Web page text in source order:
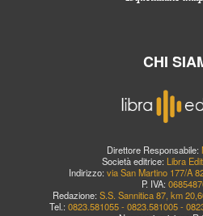
CHI
Direttore Responsabile:
Società editrice: Libra
Indirizzo: via San Martino 177/A
P. IVA:
Redazione: S.S. Sannitica 87, km
Tel.: 0823.581055 - 0823.581005 -